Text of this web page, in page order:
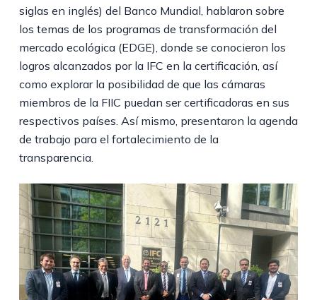
siglas en inglés) del Banco Mundial, hablaron sobre
los temas de los programas de transformación del
mercado ecológica (EDGE), donde se conocieron los
logros alcanzados por la IFC en la certificación, así
como explorar la posibilidad de que las cámaras
miembros de la FIIC puedan ser certificadoras en sus
respectivos países. Así mismo, presentaron la agenda
de trabajo para el fortalecimiento de la
transparencia.